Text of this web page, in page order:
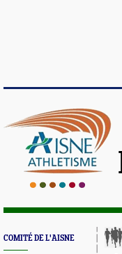
COMITÉ DE L'AISNE